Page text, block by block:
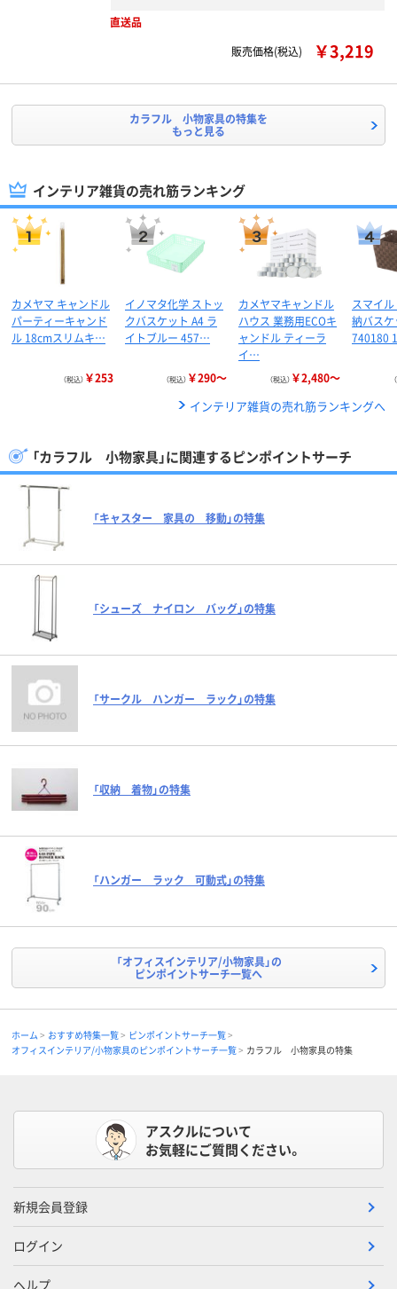
直送品
販売価格(税込)
￥3,219
カラフル 小物家具の特集を
もっと見る
インテリア雑貨の売れ筋ランキング
カメヤマ キャンドル
パーティーキャンド
ル 18cmスリムキ…
（税込） ￥253
イノマタ化学 ストッ
クバスケット A4 ラ
イトブルー 457…
（税込） ￥290～
カメヤマキャンドル
ハウス 業務用ECOキ
ャンドル ティーラ
イ…
（税込） ￥2,480～
スマイ
納バスケ
740180
インテリア雑貨の売れ筋ランキングへ
「カラフル 小物家具」に関連するピンポイントサーチ
「キャスター 家具の 移動」の特集
「シューズ ナイロン バッグ」の特集
「サークル ハンガー ラック」の特集
「収納 着物」の特集
「ハンガー ラック 可動式」の特集
「オフィスインテリア/小物家具」の
ピンポイントサーチ一覧へ
ホーム おすすめ特集一覧
ピンポイントサーチ一覧
オフィスインテリア/小物家具のピンポイントサーチ一覧
カラフル 小物家具の特集
アスクルについて
お気軽にご質問ください。
新規会員登録
ログイン
ヘルプ